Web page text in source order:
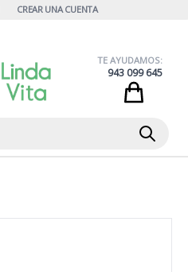
CREAR UNA CUENTA
Buscar
TE AYUDAMOS:
943 099 645